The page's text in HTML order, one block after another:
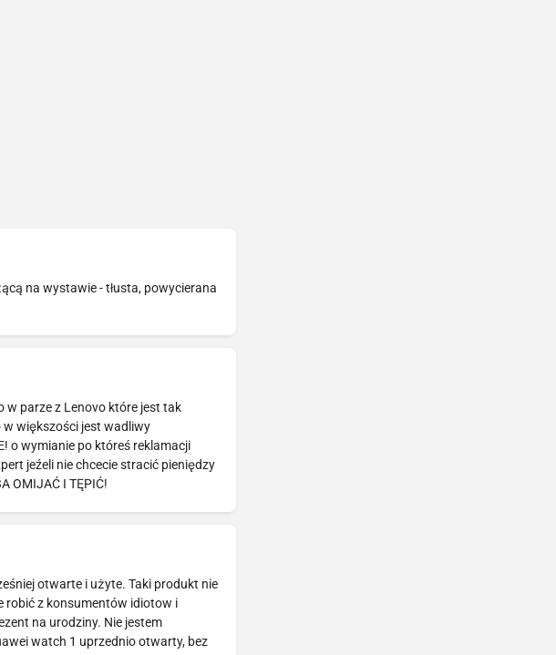
na wystawie - tłusta, powycierana
w parze z Lenovo które jest tak
w większości jest wadliwy
o wymianie po któreś reklamacji
jeźeli nie chcecie stracić pieniędzy
OMIJAĆ I TĘPIĆ!
otwarte i użyte. Taki produkt nie
robić z konsumentów idiotow i
na urodziny. Nie jestem
watch 1 uprzednio otwarty, bez